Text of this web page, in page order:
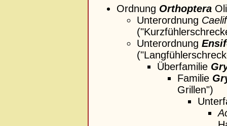
Ordnung Orthoptera
Unterordnung
Unterordnung
Überfamilie
Familie
Grillen")